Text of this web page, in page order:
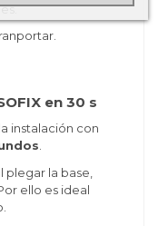
en 30 s
, la instalación con
plegar la base,
ello es ideal